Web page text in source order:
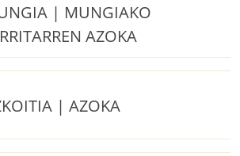
| MUNGIAKO
AZOKA
| AZOKA